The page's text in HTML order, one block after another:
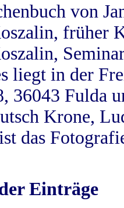
von
früher
liegt in der
36043 Fulda
Krone,
das
Einträge